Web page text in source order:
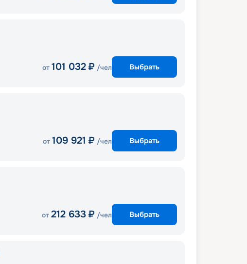
от 101 032 ₽ /чел Выбрать
от 109 921 ₽ /чел Выбрать
от 212 633 ₽ /чел Выбрать